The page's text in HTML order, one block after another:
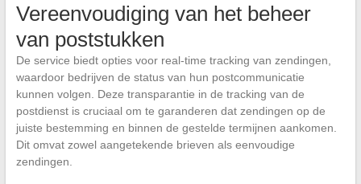
Vereenvoudiging van het beheer
van poststukken
De service biedt opties voor real-time tracking van zendingen,
waardoor bedrijven de status van hun postcommunicatie
kunnen volgen. Deze transparantie in de tracking van de
postdienst is cruciaal om te garanderen dat zendingen op de
juiste bestemming en binnen de gestelde termijnen aankomen.
Dit omvat zowel aangetekende brieven als eenvoudige
zendingen.